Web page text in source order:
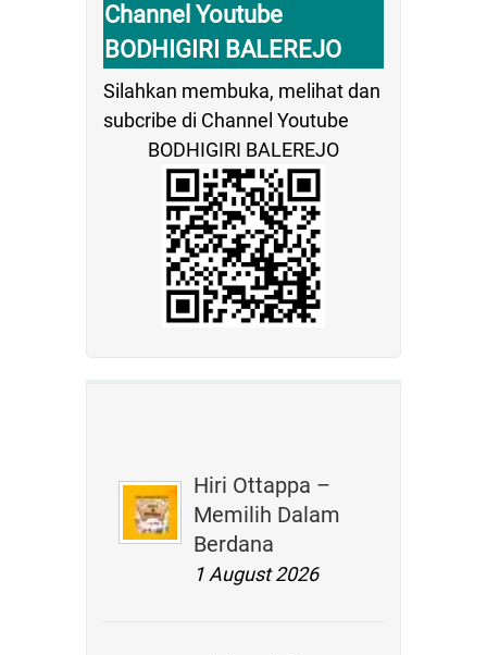
Channel Youtube
BODHIGIRI BALEREJO
Silahkan membuka, melihat dan
subcribe di Channel Youtube
BODHIGIRI BALEREJO
Hiri Ottappa –
Memilih Dalam
Berdana
1 August 2026